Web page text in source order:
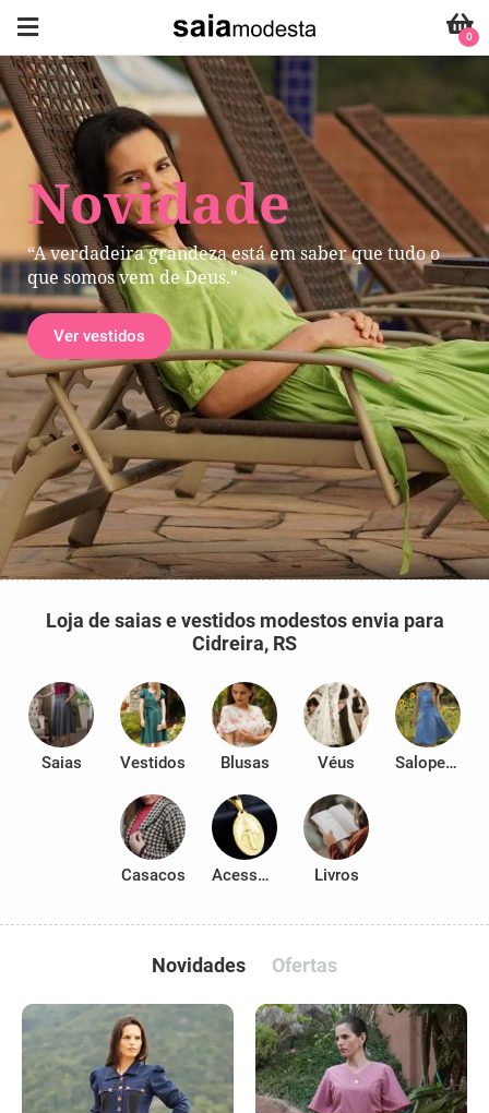
Novidade
“A verdadeira grandeza está em saber que tudo o
que somos vem de Deus."
Ver vestidos
0
Loja de saias e vestidos modestos envia para
Cidreira, RS
Saias Vestidos Blusas Véus Salopetes
Casacos Acessórios Livros
Novidades Ofertas